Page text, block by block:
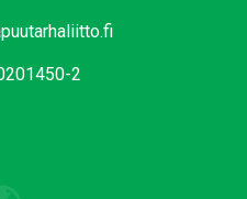
2